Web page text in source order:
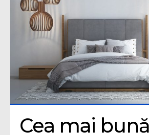
Cea mai bună